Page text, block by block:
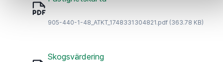
905-440-1-48_ATKT_1748331304821.pdf (363.78 KB)
Skogsvärdering